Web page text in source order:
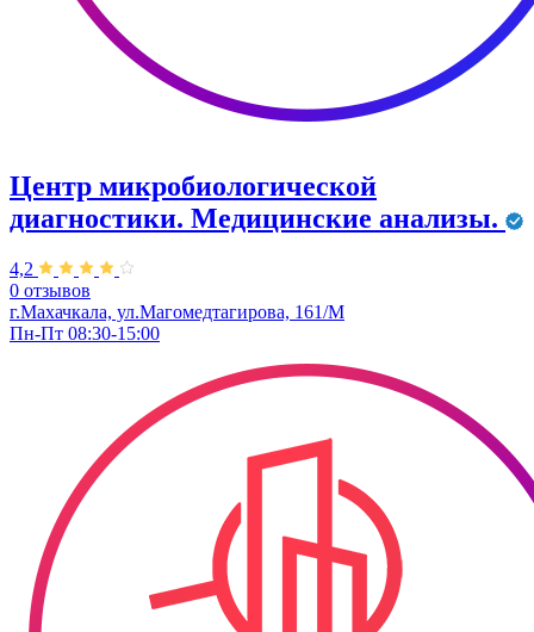
Центр микробиологической
диагностики. Медицинские анализы.
4,2
0 отзывов
г.Махачкала, ул.Магомедтагирова, 161/М
Пн-Пт 08:30-15:00